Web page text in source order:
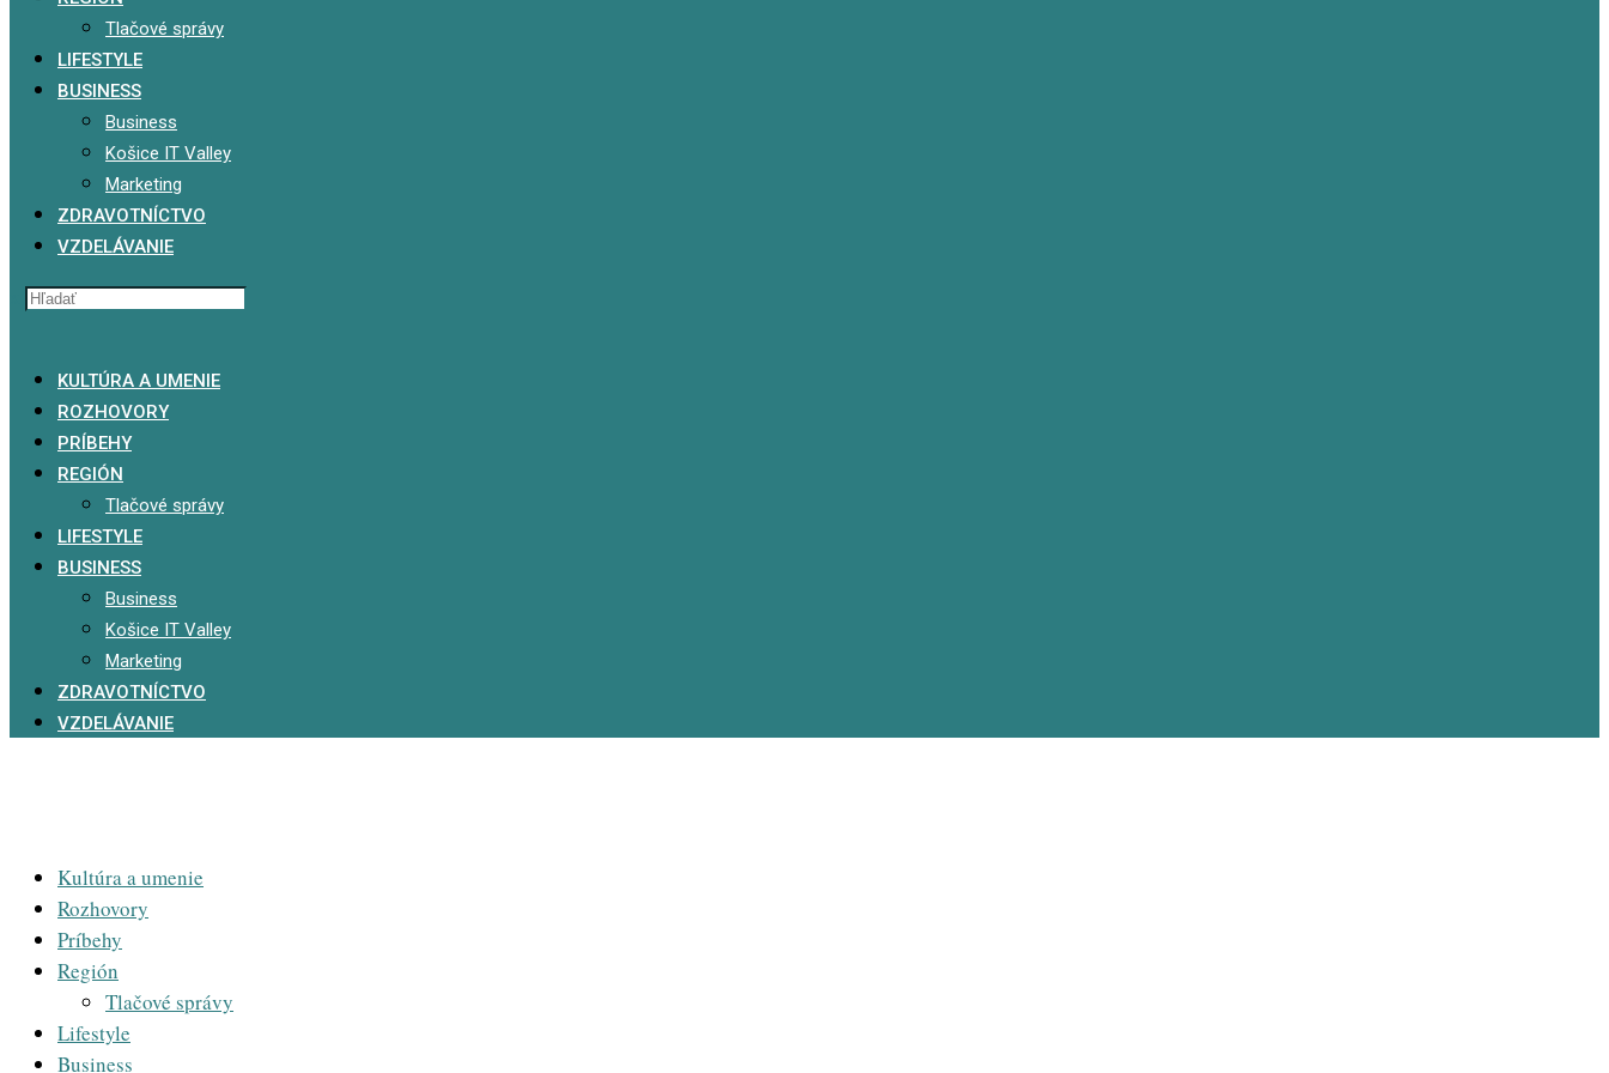
Tlačové správy
LIFESTYLE
BUSINESS
Business
Košice IT Valley
Marketing
ZDRAVOTNÍCTVO
VZDELÁVANIE
KULTÚRA A UMENIE
ROZHOVORY
PRÍBEHY
REGIÓN
Tlačové správy
LIFESTYLE
BUSINESS
Business
Košice IT Valley
Marketing
ZDRAVOTNÍCTVO
VZDELÁVANIE
Kultúra a umenie
Rozhovory
Príbehy
Región
Tlačové správy
Lifestyle
Business